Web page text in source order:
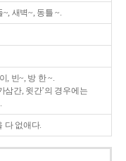
~, 새벽~, 동틀 ~.
, 빈~, 방 한 ~.
삼간, 윗간’의 경우에는
다 없애다.